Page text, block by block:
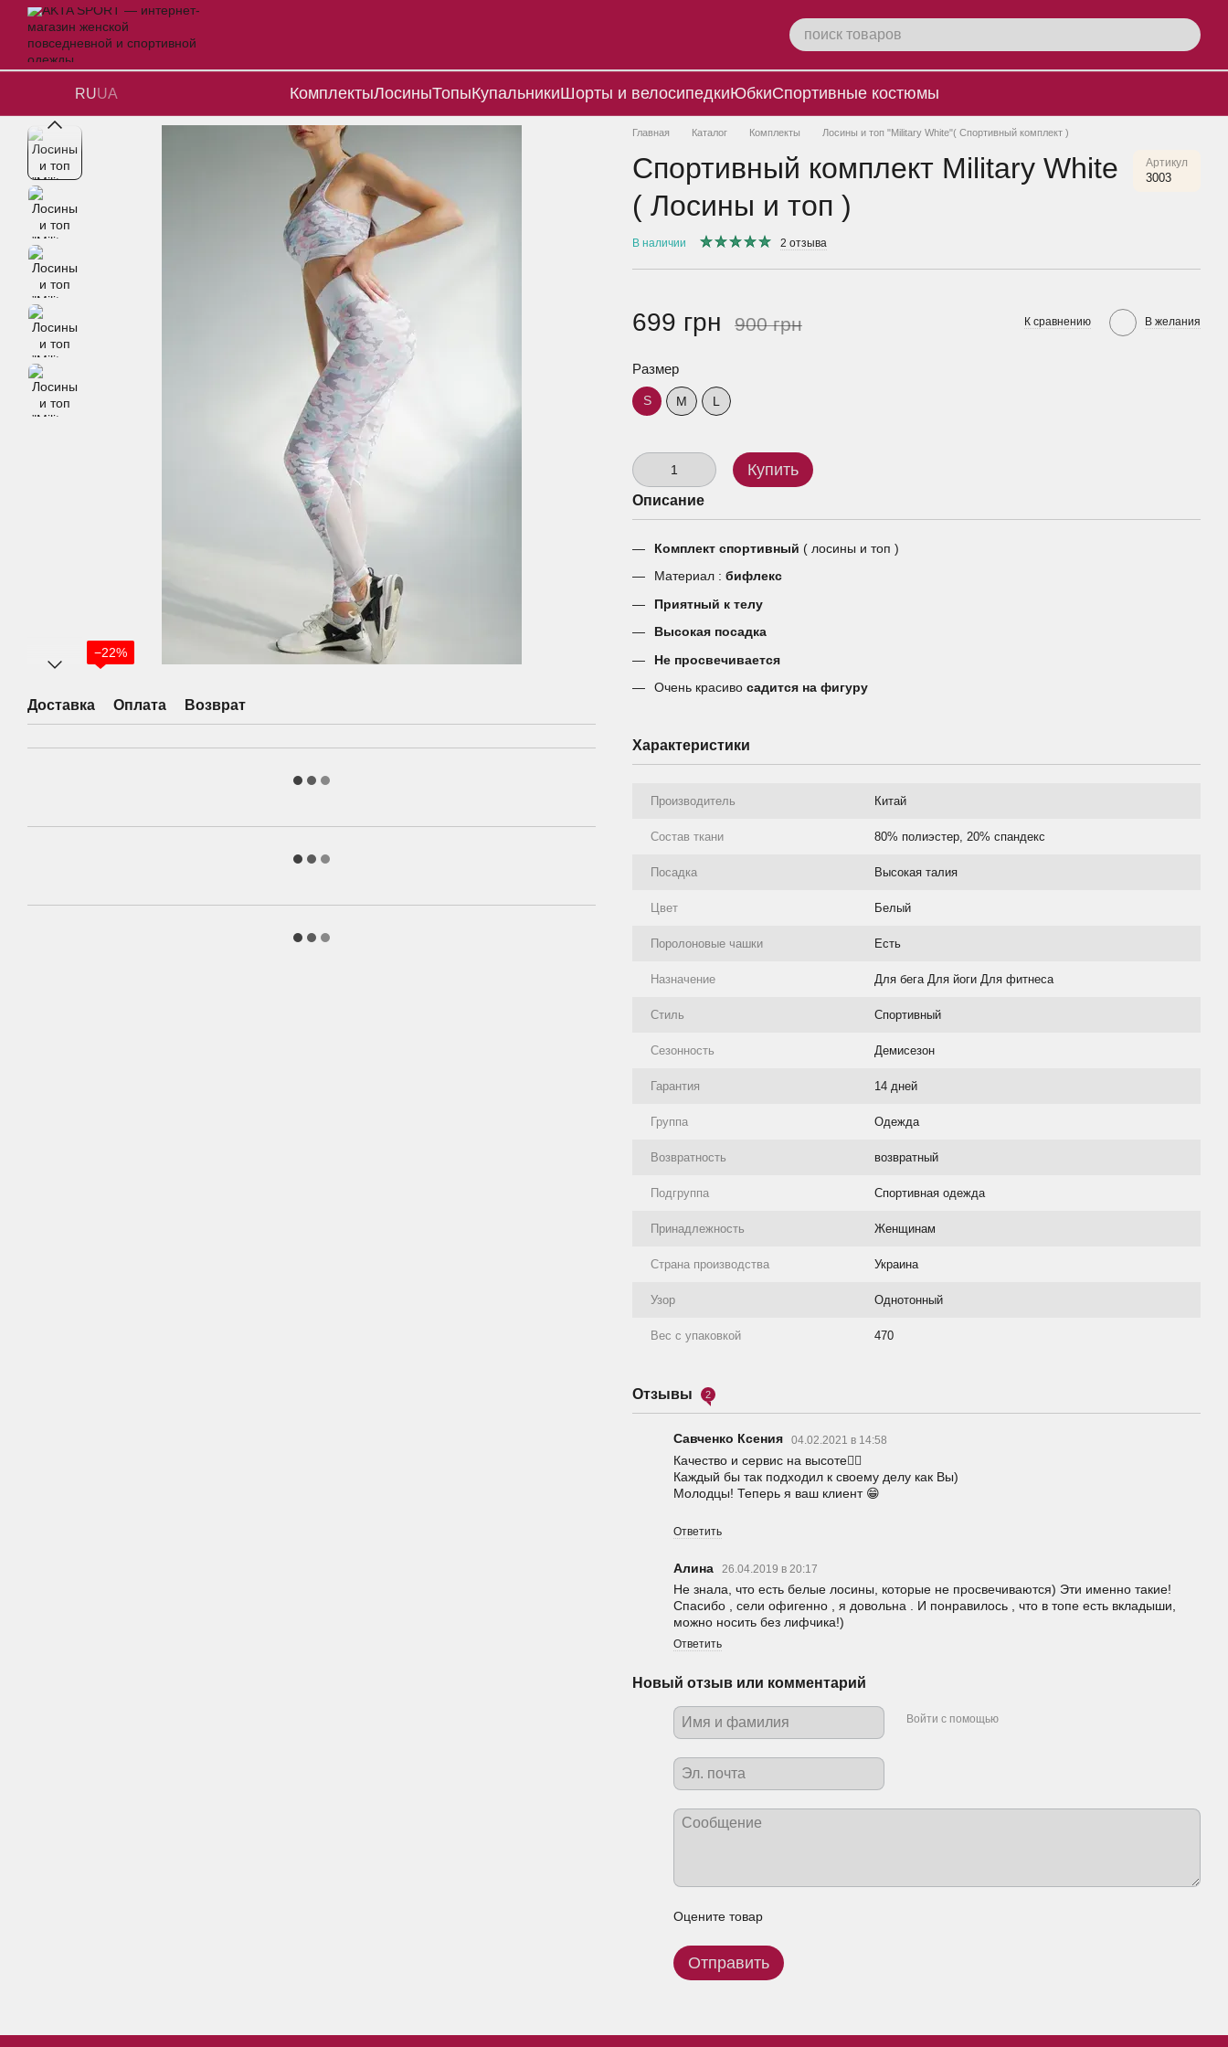
Перейти к основному контенту
RUUA КомплектыЛосиныТопыКупальникиШорты и велосипедкиЮбкиСпортивные костюмы
−22%
Доставка Оплата Возврат
Главная Каталог Комплекты Лосины и топ "Military White"( Спортивный комплект )
Спортивный комплект Military White
( Лосины и топ )
Артикул
3003
В наличии 2 отзыва
699 грн 900 грн К сравнению В желания
Размер
S M L
Купить
Описание
Комплект спортивный ( лосины и топ )
Материал : бифлекс
Приятный к телу
Высокая посадка
Не просвечивается
Очень красиво садится на фигуру
Характеристики
Производитель Китай
Состав ткани 80% полиэстер, 20% спандекс
Посадка Высокая талия
Цвет Белый
Поролоновые чашки Есть
Назначение Для бега Для йоги Для фитнеса
Стиль Спортивный
Сезонность Демисезон
Гарантия 14 дней
Группа Одежда
Возвратность возвратный
Подгруппа Спортивная одежда
Принадлежность Женщинам
Страна производства Украина
Узор Однотонный
Вес с упаковкой 470
Отзывы 2
Савченко Ксения 04.02.2021 в 14:58
Качество и сервис на высоте👍🏻
Каждый бы так подходил к своему делу как Вы)
Молодцы! Теперь я ваш клиент 😁
Ответить
Алина 26.04.2019 в 20:17
Не знала, что есть белые лосины, которые не просвечиваются) Эти именно такие!
Спасибо , сели офигенно , я довольна . И понравилось , что в топе есть вкладыши,
можно носить без лифчика!)
Ответить
Новый отзыв или комментарий
Войти с помощью
Оцените товар
Отправить